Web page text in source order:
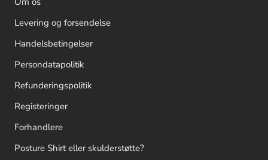
Levering og forsendelse
Handelsbetingelser
Persondatapolitik
Refunderingspolitik
Registeringer
Forhandlere
Posture Shirt eller skulderstøtte?